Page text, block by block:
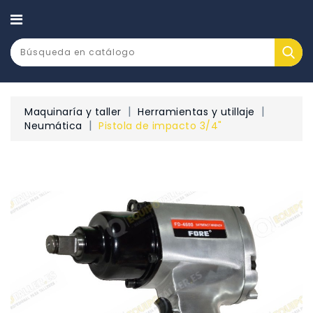
CATEGORÍA
Maquinaría y taller
Herramientas y utillaje
Neumática
Pistola de impacto 3/4"